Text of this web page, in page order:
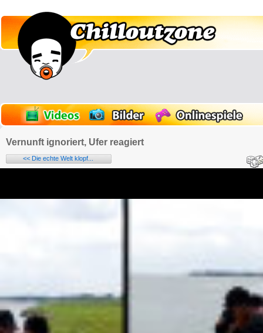
Vernunft ignoriert, Ufer reagiert
<< Die echte Welt klopf...